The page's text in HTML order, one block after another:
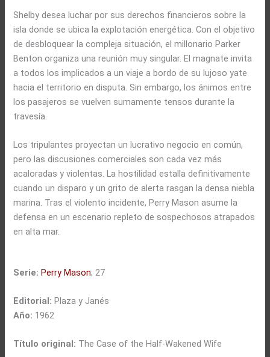
Shelby desea luchar por sus derechos financieros sobre la
isla donde se ubica la explotación energética. Con el objetivo
de desbloquear la compleja situación, el millonario Parker
Benton organiza una reunión muy singular. El magnate invita
a todos los implicados a un viaje a bordo de su lujoso yate
hacia el territorio en disputa. Sin embargo, los ánimos entre
los pasajeros se vuelven sumamente tensos durante la
travesía.
Los tripulantes proyectan un lucrativo negocio en común,
pero las discusiones comerciales son cada vez más
acaloradas y violentas. La hostilidad estalla definitivamente
cuando un disparo y un grito de alerta rasgan la densa niebla
marina. Tras el violento incidente, Perry Mason asume la
defensa en un escenario repleto de sospechosos atrapados
en alta mar.
Serie:Perry Mason; 27
Editorial: Plaza y Janés
Año: 1962
Título original: The Case of the Half-Wakened Wife